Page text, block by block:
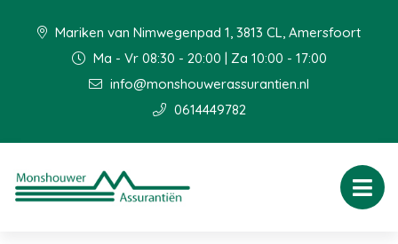
Mariken van Nimwegenpad 1, 3813 CL, Amersfoort
Ma - Vr 08:30 - 20:00 | Za 10:00 - 17:00
info@monshouwerassurantien.nl
0614449782